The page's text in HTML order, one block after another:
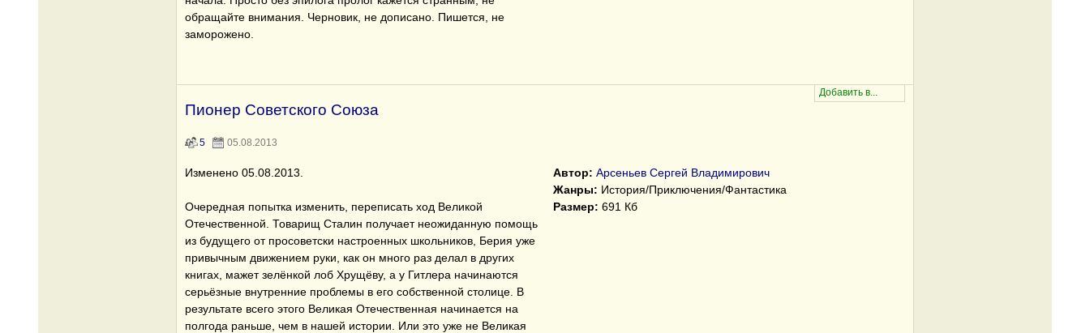
обращайте внимания. Черновик, не дописано. Пишется, не
заморожено.
Пионер Советского Союза
5 05.08.2013
Изменено 05.08.2013.
Очередная попытка изменить, переписать ход Великой
Отечественной. Товарищ Сталин получает неожиданную помощь
из будущего от просоветски настроенных школьников, Берия уже
привычным движением руки, как он много раз делал в других
книгах, мажет зелёнкой лоб Хрущёву, а у Гитлера начинаются
серьёзные внутренние проблемы в его собственной столице. В
результате всего этого Великая Отечественная начинается на
полгода раньше, чем в нашей истории. Или это уже не Великая
Автор: Арсеньев Сергей Владимирович
Жанры: История/Приключения/Фантастика
Размер: 691 Кб